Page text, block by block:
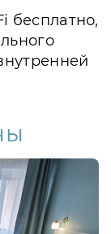
бесплатно,